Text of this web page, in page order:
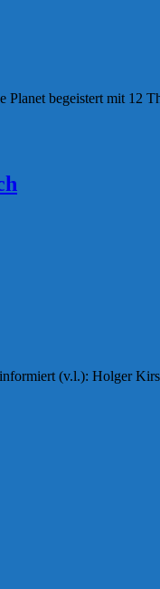
begeistert mit 12
(v.l.): Holger